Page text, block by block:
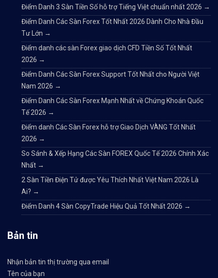
Điểm Danh 3 Sàn Tiền Số hỗ trợ Tiếng Việt chuẩn nhất 2026 →
Điểm Danh Các Sàn Forex Tốt Nhất 2026 Dành Cho Nhà Đầu
Tư Lớn →
Điểm danh các sàn Forex giao dịch CFD Tiền Số Tốt Nhất
2026 →
Điểm Danh Các Sàn Forex Support Tốt Nhất cho Người Việt
Nam 2026 →
Điểm Danh Các Sàn Forex Mạnh Nhất về Chứng Khoán Quốc
Tế 2026 →
Điểm danh Các Sàn Forex hỗ trợ Giao Dịch VÀNG Tốt Nhất
2026 →
So Sánh & Xếp Hạng Các Sàn FOREX Quốc Tế 2026 Chính Xác
Nhất →
2 Sàn Tiền Điện Tử được Yêu Thích Nhất Việt Nam 2026 Là
Ai? →
Điểm Danh 4 Sàn CopyTrade Hiệu Quả Tốt Nhất 2026 →
Bản tin
Nhận bản tin thị trường qua email
Tên của bạn